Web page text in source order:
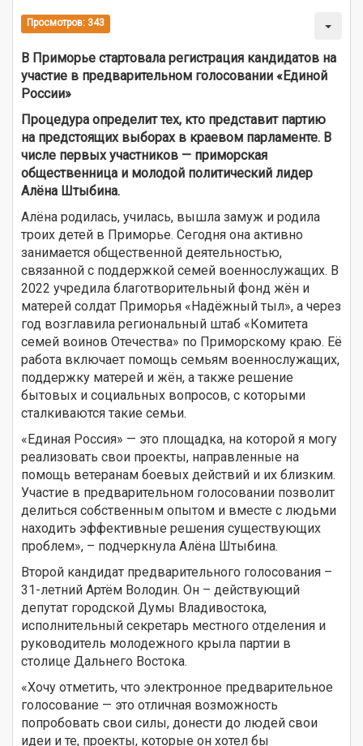
Просмотров: 343
В Приморье стартовала регистрация кандидатов на
участие в предварительном голосовании «Единой
России»
Процедура определит тех, кто представит партию
на предстоящих выборах в краевом парламенте. В
числе первых участников — приморская
общественница и молодой политический лидер
Алёна Штыбина.
Алёна родилась, училась, вышла замуж и родила
троих детей в Приморье. Сегодня она активно
занимается общественной деятельностью,
связанной с поддержкой семей военнослужащих. В
2022 учредила благотворительный фонд жён и
матерей солдат Приморья «Надёжный тыл», а через
год возглавила региональный штаб «Комитета
семей воинов Отечества» по Приморскому краю. Её
работа включает помощь семьям военнослужащих,
поддержку матерей и жён, а также решение
бытовых и социальных вопросов, с которыми
сталкиваются такие семьи.
«Единая Россия» — это площадка, на которой я могу
реализовать свои проекты, направленные на
помощь ветеранам боевых действий и их близким.
Участие в предварительном голосовании позволит
делиться собственным опытом и вместе с людьми
находить эффективные решения существующих
проблем», – подчеркнула Алёна Штыбина.
Второй кандидат предварительного голосования –
31-летний Артём Володин. Он – действующий
депутат городской Думы Владивостока,
исполнительный секретарь местного отделения и
руководитель молодежного крыла партии в
столице Дальнего Востока.
«Хочу отметить, что электронное предварительное
голосование — это отличная возможность
попробовать свои силы, донести до людей свои
идеи и те, проекты, которые он хотел бы